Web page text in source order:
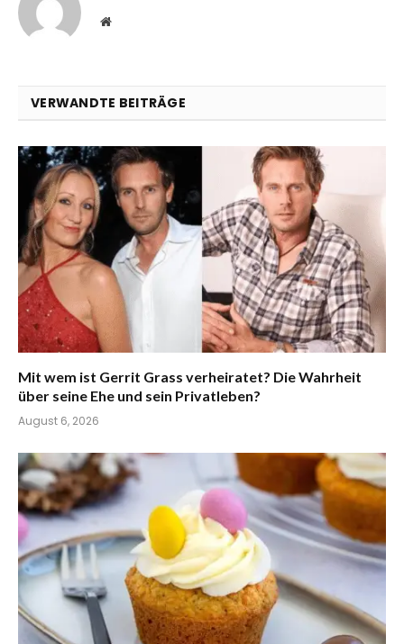
Website
VERWANDTE BEITRÄGE
Mit wem ist Gerrit Grass verheiratet? Die Wahrheit
über seine Ehe und sein Privatleben?
August 6, 2026